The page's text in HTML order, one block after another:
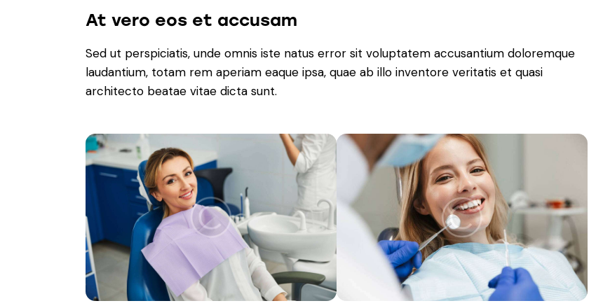
At vero eos et accusam
Sed ut perspiciatis, unde omnis iste natus error sit voluptatem accusantium doloremque
laudantium, totam rem aperiam eaque ipsa, quae ab illo inventore veritatis et quasi
architecto beatae vitae dicta sunt.